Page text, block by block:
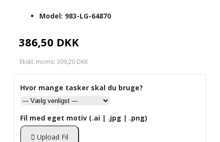
386,50 DKK
Ekskl. moms: 309,20 DKK
Model: 983-LG-64870
Hvor mange tasker skal du bruge?
Fil med eget motiv (.ai | .jpg | .png)
Upload Fil